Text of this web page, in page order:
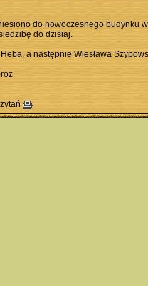
do nowoczesnego budynku
do dzisiaj.
a następnie Wiesława